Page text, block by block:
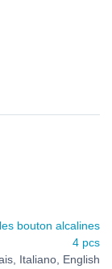
bouton alcalines
4 pcs
Italiano, English